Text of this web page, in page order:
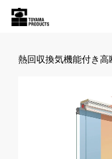
熱回収換気機能付き